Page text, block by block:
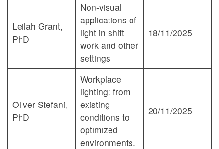
Leilah Grant,
PhD
Non-visual
applications of
light in shift
work and other
settings
18/11/2025
Oliver Stefani,
PhD
Workplace
lighting: from
existing
conditions to
optimized
environments.
20/11/2025